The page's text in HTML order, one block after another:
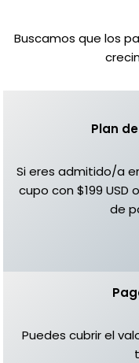
Buscamos que los
Plan
Si eres admitido/a
cupo con $199 USD
de
Puedes cubrir el